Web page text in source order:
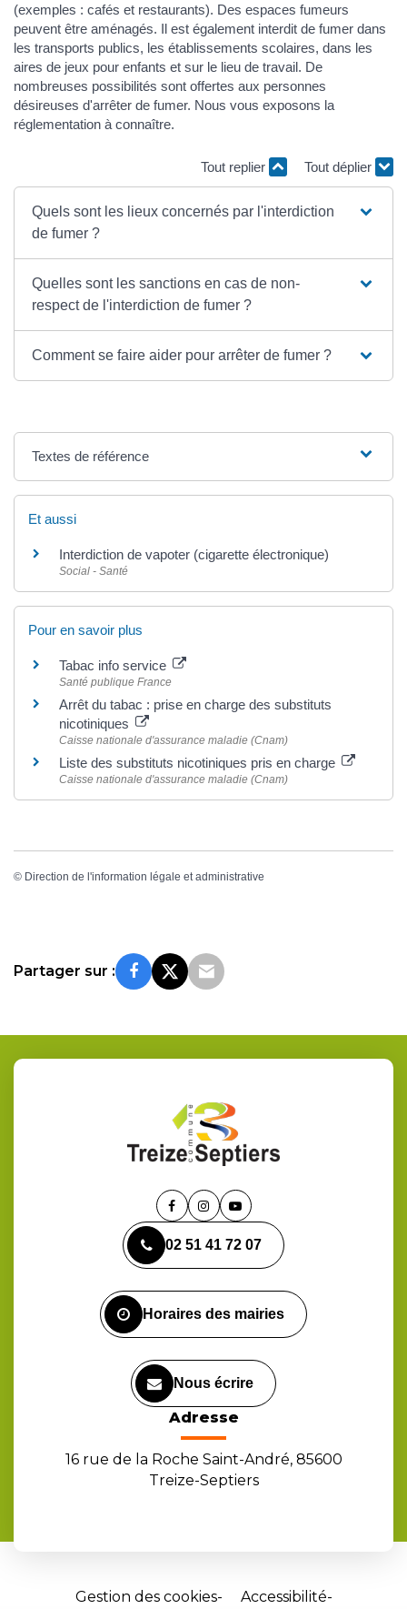
(exemples : cafés et restaurants). Des espaces fumeurs
peuvent être aménagés. Il est également interdit de fumer dans
les transports publics, les établissements scolaires, dans les
aires de jeux pour enfants et sur le lieu de travail. De
nombreuses possibilités sont offertes aux personnes
désireuses d'arrêter de fumer. Nous vous exposons la
réglementation à connaître.
Tout replier Tout déplier
Quels sont les lieux concernés par l'interdiction
de fumer ?
Quelles sont les sanctions en cas de non-
respect de l'interdiction de fumer ?
Comment se faire aider pour arrêter de fumer ?
Textes de référence
Et aussi
Interdiction de vapoter (cigarette électronique)
Social - Santé
Pour en savoir plus
Tabac info service
Santé publique France
Arrêt du tabac : prise en charge des substituts
nicotiniques
Caisse nationale d'assurance maladie (Cnam)
Liste des substituts nicotiniques pris en charge
Caisse nationale d'assurance maladie (Cnam)
© Direction de l'information légale et administrative
Partager sur :
Lien
le
compte
Lien
le
compte
Lien
la
chaîne
02 51 41 72 07
Horaires des mairies
Nous écrire
Adresse
16 rue de la Roche Saint-André, 85600
Treize-Septiers
Gestion des cookies
Accessibilité